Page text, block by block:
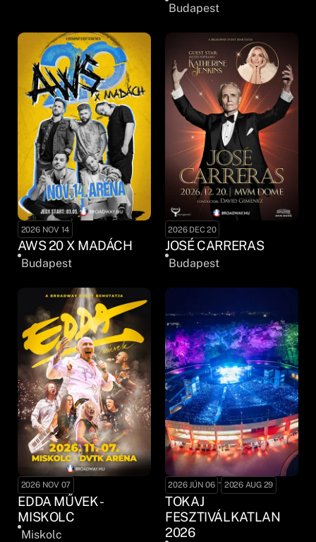
Budapest
2026 NOV 14
AWS 20 X MADÁCH
Budapest
2026 DEC 20
JOSÉ CARRERAS
Budapest
2026 NOV 07
EDDA MŰVEK -
MISKOLC
Miskolc
2026 JÚN 06 - 2026 AUG 29
TOKAJ
FESZTIVÁLKATLAN
2026